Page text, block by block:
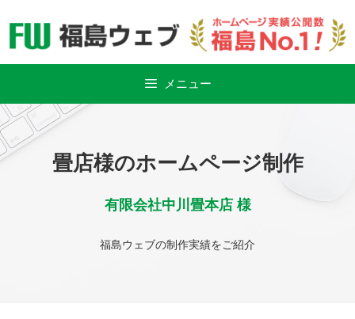
メニュー
畳店様のホームページ制作
有限会社中川畳本店 様
福島ウェブの制作実績をご紹介